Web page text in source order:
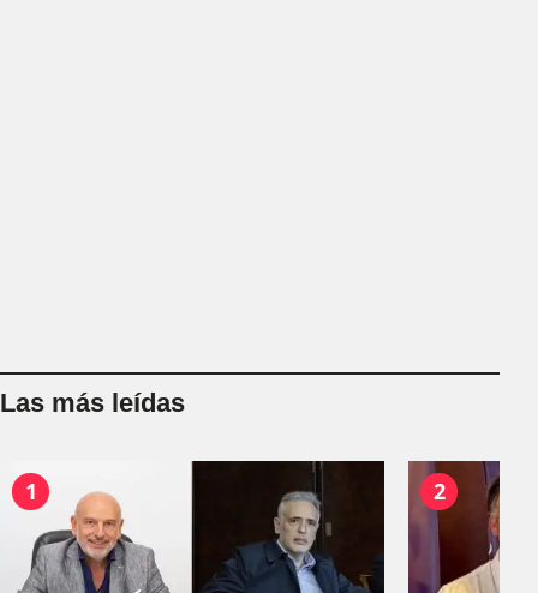
Las más leídas
1 2